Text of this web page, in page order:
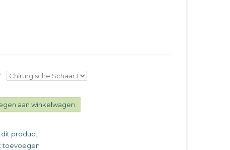
aan winkelwagen
dit product
toevoegen